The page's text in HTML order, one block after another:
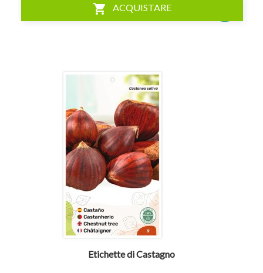
shopping_cart ACQUISTARE
Etichette di Castagno